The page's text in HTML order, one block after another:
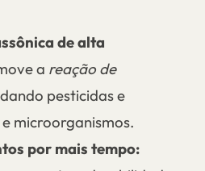
de alta
a reação de
pesticidas e
microorganismos.
por mais tempo: